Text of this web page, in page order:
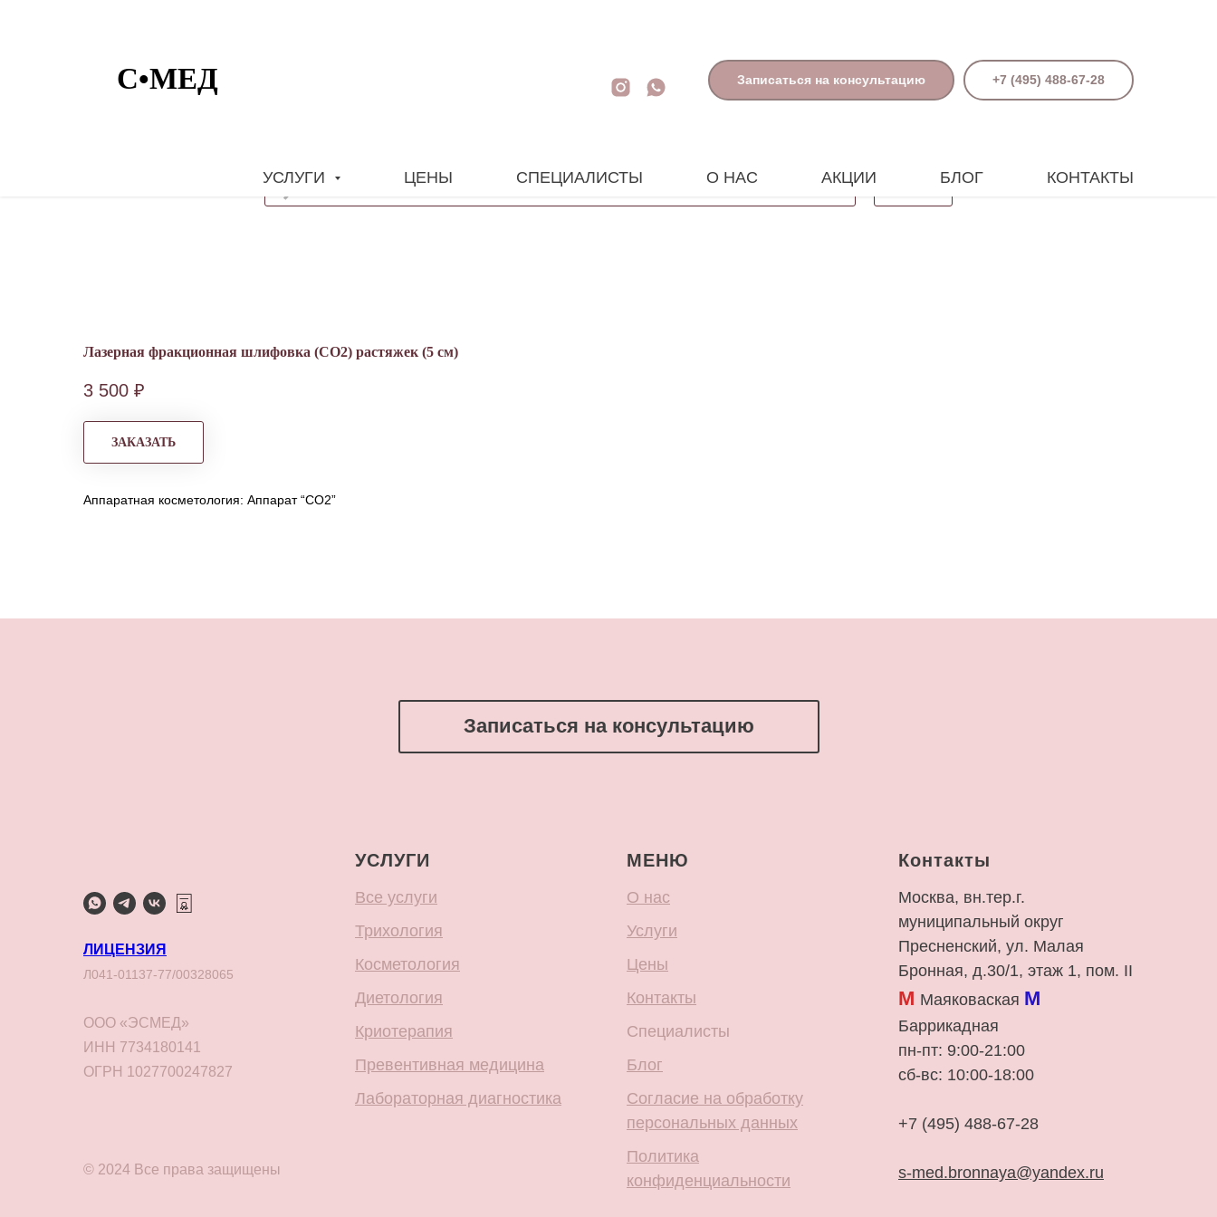
Записаться на консультацию +7 (495) 488-67-28
УСЛУГИ ЦЕНЫ СПЕЦИАЛИСТЫ О НАС АКЦИИ БЛОГ КОНТАКТЫ
Лазерная фракционная шлифовка (СO2) растяжек (5 см)
3 500 ₽
ЗАКАЗАТЬ
Аппаратная косметология: Аппарат “CO2”
Записаться на консультацию
ЛИЦЕНЗИЯ
Л041-01137-77/00328065
ООО «ЭСМЕД»
ИНН 7734180141
ОГРН 1027700247827
© 2024 Все права защищены
УСЛУГИ
Все услуги
Трихология
Косметология
Диетология
Криотерапия
Превентивная медицина
Лабораторная диагностика
МЕНЮ
О нас
Услуги
Цены
Контакты
Специалисты
Блог
Согласие на обработку
персональных данных
Политика
конфиденциальности
Контакты
Москва, вн.тер.г.
муниципальный округ
Пресненский, ул. Малая
Бронная, д.30/1, этаж 1, пом. II
М Маяковаская М
Баррикадная
пн-пт: 9:00-21:00
сб-вс: 10:00-18:00
+7 (495) 488-67-28
s-med.bronnaya@yandex.ru